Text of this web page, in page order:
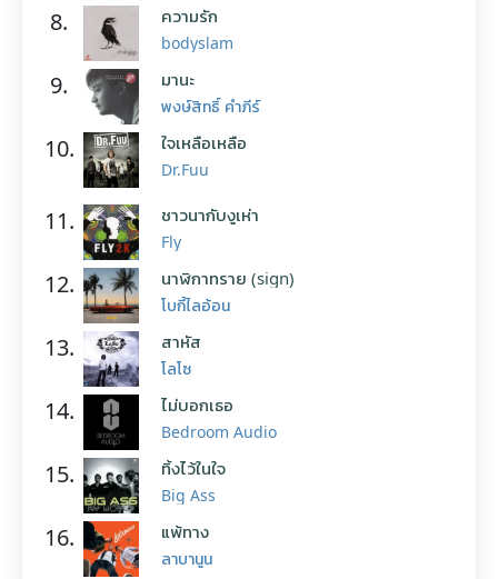
8. ความรัก
bodyslam
9. มานะ
พงษ์สิทธิ์ คำภีร์
10. ใจเหลือเหลือ
Dr.Fuu
11. ชาวนากับงูเห่า
Fly
12. นาฬิกาทราย (sign)
โบกี้ไลอ้อน
13. สาหัส
โลโซ
14. ไม่บอกเธอ
Bedroom Audio
15. ทิ้งไว้ในใจ
Big Ass
16. แพ้ทาง
ลาบานูน